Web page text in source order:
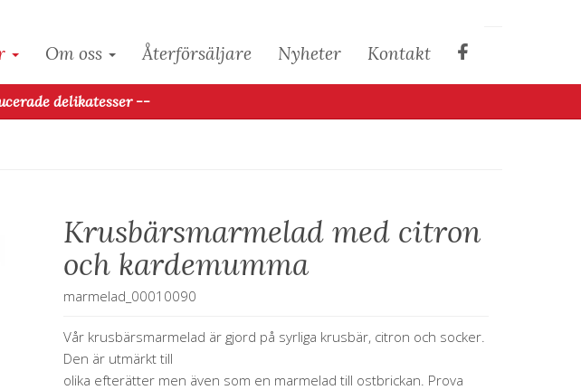
Om oss Återförsäljare Nyheter Kontakt
delikatesser --
Krusbärsmarmelad med citron
och kardemumma
marmelad_00010090
Vår krusbärsmarmelad är gjord på syrliga krusbär, citron och socker.
Den är utmärkt till
olika efterätter men även som en marmelad till ostbrickan. Prova